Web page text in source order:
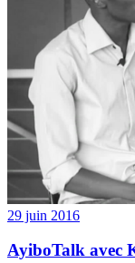
29 juin 2016
AyiboTalk avec